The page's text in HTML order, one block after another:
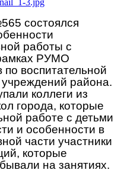
состоялся
работы с
РУМО
по воспитательной
района.
коллеги из
города, которые
работе с детьми
и особенности в
части участники
которые
на занятиях.